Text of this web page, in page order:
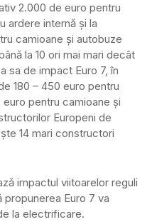
2.000 de euro pentru
ardere internă și la
camioane și autobuze
la 10 ori mai mari decât
sa de impact Euro 7, în
180 – 450 euro pentru
pentru camioane și
Europeni de
14 mari constructori
impactul viitoarelor reguli
Euro 7 va
la electrificare.